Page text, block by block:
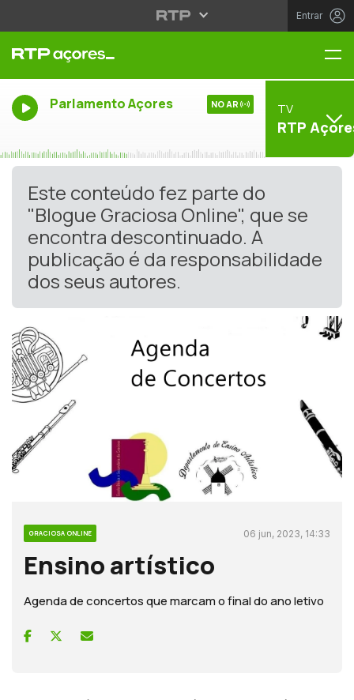
Entrar
Parlamento Açores NO AR TV
RTP
Este conteúdo fez parte do
"Blogue Graciosa Online", que se
encontra descontinuado. A
publicação é da responsabilidade
dos seus autores.
GRACIOSA ONLINE 06 jun, 2023, 14:33
Ensino artístico
Agenda de concertos que marcam o final do ano letivo